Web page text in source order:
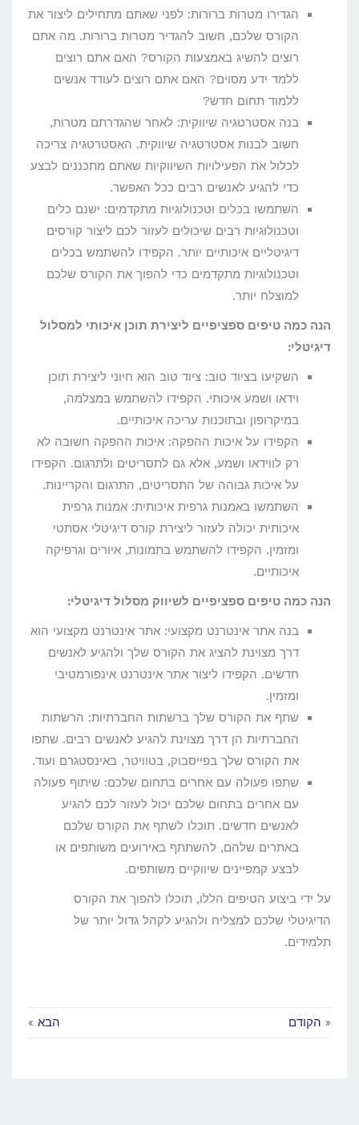
הגדירו מטרות ברורות: לפני שאתם מתחילים ליצור את
הקורס שלכם, חשוב להגדיר מטרות ברורות. מה אתם
רוצים להשיג באמצעות הקורס? האם אתם רוצים
ללמד ידע מסוים? האם אתם רוצים לעודד אנשים
ללמוד תחום חדש?
בנה אסטרטגיה שיווקית: לאחר שהגדרתם מטרות,
חשוב לבנות אסטרטגיה שיווקית. האסטרטגיה צריכה
לכלול את הפעילויות השיווקיות שאתם מתכננים לבצע
כדי להגיע לאנשים רבים ככל האפשר.
השתמשו בכלים וטכנולוגיות מתקדמים: ישנם כלים
וטכנולוגיות רבים שיכולים לעזור לכם ליצור קורסים
דיגיטליים איכותיים יותר. הקפידו להשתמש בכלים
וטכנולוגיות מתקדמים כדי להפוך את הקורס שלכם
למוצלח יותר.
הנה כמה טיפים ספציפיים ליצירת תוכן איכותי למסלול
דיגיטלי:
השקיעו בציוד טוב: ציוד טוב הוא חיוני ליצירת תוכן
וידאו ושמע איכותי. הקפידו להשתמש במצלמה,
במיקרופון ובתוכנות עריכה איכותיים.
הקפידו על איכות ההפקה: איכות ההפקה חשובה לא
רק לווידאו ושמע, אלא גם לתסריטים ולתרגום. הקפידו
על איכות גבוהה של התסריטים, התרגום והקריינות.
השתמשו באמנות גרפית איכותית: אמנות גרפית
איכותית יכולה לעזור ליצירת קורס דיגיטלי אסתטי
ומזמין. הקפידו להשתמש בתמונות, איורים וגרפיקה
איכותיים.
הנה כמה טיפים ספציפיים לשיווק מסלול דיגיטלי:
בנה אתר אינטרנט מקצועי: אתר אינטרנט מקצועי הוא
דרך מצוינת להציג את הקורס שלך ולהגיע לאנשים
חדשים. הקפידו ליצור אתר אינטרנט אינפורמטיבי
ומזמין.
שתף את הקורס שלך ברשתות החברתיות: הרשתות
החברתיות הן דרך מצוינת להגיע לאנשים רבים. שתפו
את הקורס שלך בפייסבוק, בטוויטר, באינסטגרם ועוד.
שתפו פעולה עם אחרים בתחום שלכם: שיתוף פעולה
עם אחרים בתחום שלכם יכול לעזור לכם להגיע
לאנשים חדשים. תוכלו לשתף את הקורס שלכם
באתרים שלהם, להשתתף באירועים משותפים או
לבצע קמפיינים שיווקיים משותפים.
על ידי ביצוע הטיפים הללו, תוכלו להפוך את הקורס
הדיגיטלי שלכם למצליח ולהגיע לקהל גדול יותר של
תלמידים.
« הקודם הבא »